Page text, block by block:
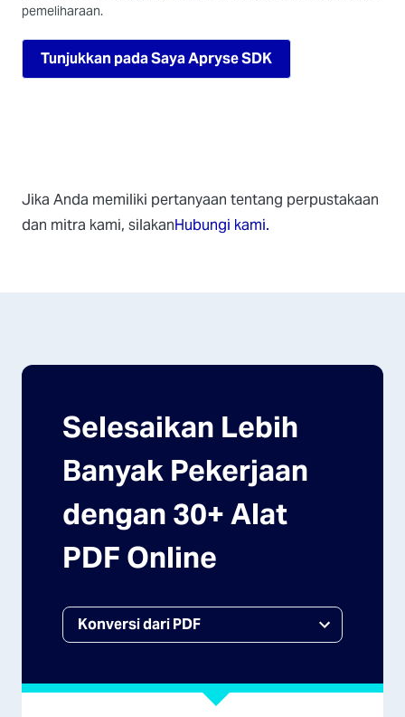
pemeliharaan.
Tunjukkan pada Saya Apryse SDK
Jika Anda memiliki pertanyaan tentang perpustakaan
dan mitra kami, silakanHubungi kami.
Selesaikan Lebih
Banyak Pekerjaan
dengan 30+ Alat
PDF Online